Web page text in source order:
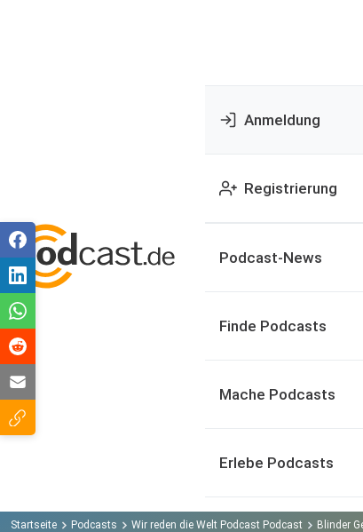
Anmeldung
Registrierung
Podcast-News
Finde Podcasts
Mache Podcasts
Erlebe Podcasts
Startseite Podcasts Wir reden die Welt Podcast Podcast Blinder